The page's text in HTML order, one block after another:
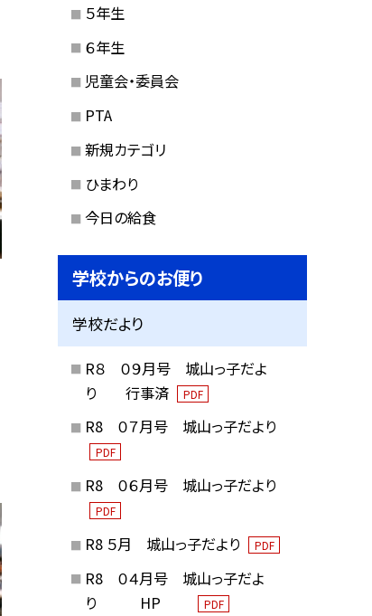
５年生
６年生
児童会・委員会
PTA
新規カテゴリ
ひまわり
今日の給食
学校からのお便り
学校だより
R８ ０９月号 城山っ子だよ
り 行事済
PDF
R8 ０７月号 城山っ子だより
PDF
R8 ０６月号 城山っ子だより
PDF
R8 ５月 城山っ子だより PDF
R8 ０４月号 城山っ子だよ
り HP
PDF